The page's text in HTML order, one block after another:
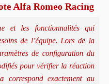
Alfa Romeo Racing
et les fonctionnalités qui
de l’équipe. Lors de la
de configuration du
pour vérifier la réaction
correspond exactement au